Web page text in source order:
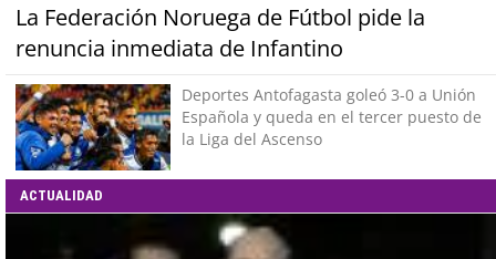
La Federación Noruega de Fútbol pide la
renuncia inmediata de Infantino
Deportes Antofagasta goleó 3-0 a Unión
Española y queda en el tercer puesto de
la Liga del Ascenso
ACTUALIDAD